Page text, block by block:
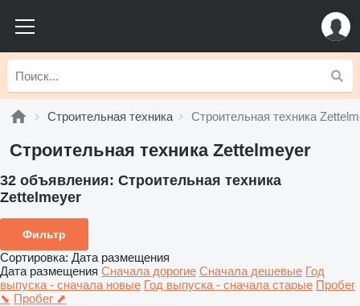
Строительная техника Строительная техника
Строительная техника Zettelmeyer
32 объявления: Строительная техника
Zettelmeyer
Фильтр
Сортировка: Дата размещения
Дата размещения Сначала дорогие Сначала дешевые Год
выпуска - сначала новые Год выпуска - сначала старые Пробег
⬊ Пробег ⬈